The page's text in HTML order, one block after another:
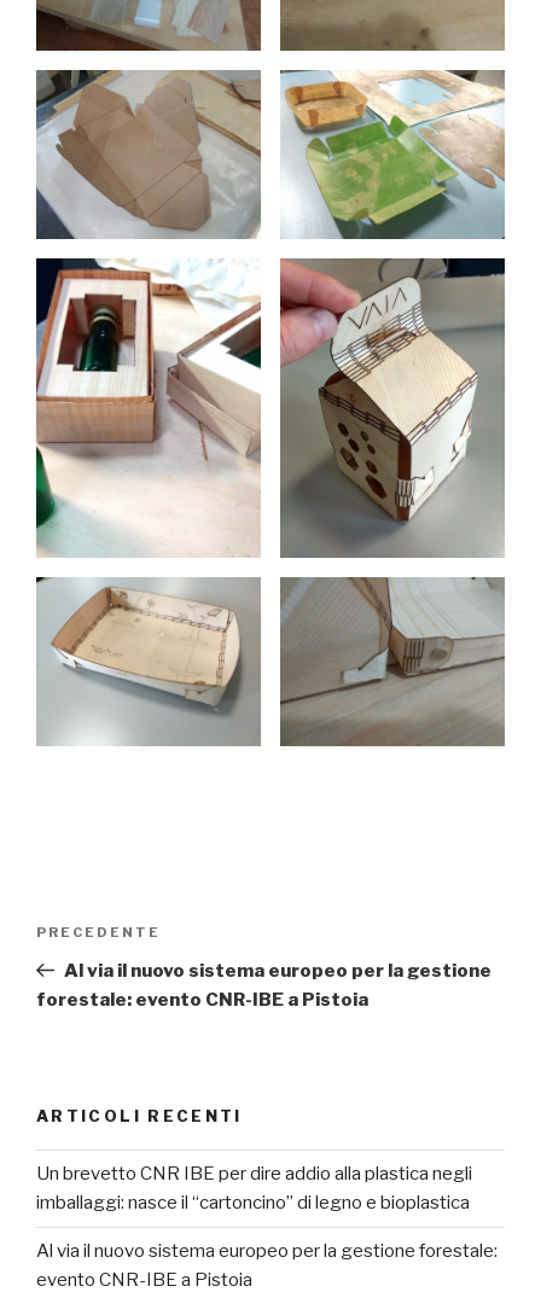
Articolo
precedente:
PRECEDENTE
Al via il nuovo sistema europeo per la gestione
forestale: evento CNR-IBE a Pistoia
ARTICOLI RECENTI
Un brevetto CNR IBE per dire addio alla plastica negli
imballaggi: nasce il “cartoncino” di legno e bioplastica
Al via il nuovo sistema europeo per la gestione forestale:
evento CNR-IBE a Pistoia